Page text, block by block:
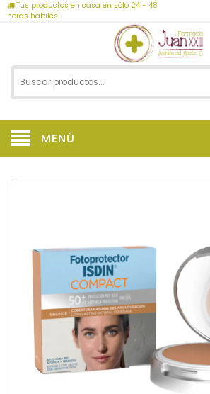
Tus productos en casa en sólo 24 - 48
horas hábiles
MENÚ